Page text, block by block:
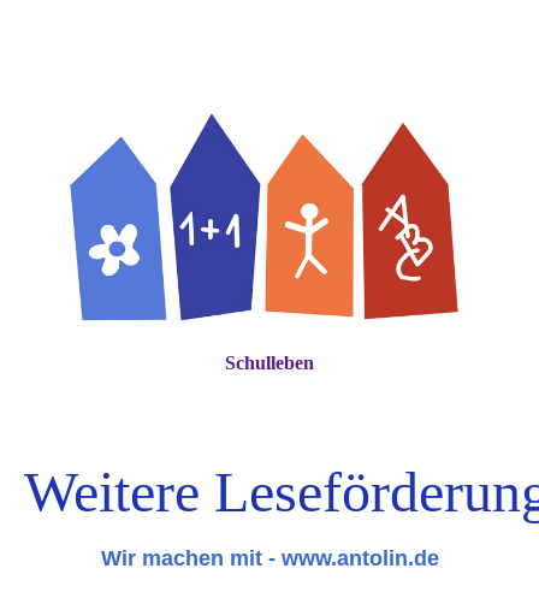
Schulleben
Weitere
Wir machen mit - www.antolin.de